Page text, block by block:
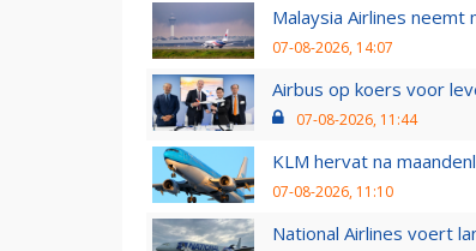
Malaysia Airlines
07-08-2026, 14:07
Airbus op koers voor
07-08-2026, 11:44
KLM hervat na
07-08-2026, 11:10
National Airlines voert